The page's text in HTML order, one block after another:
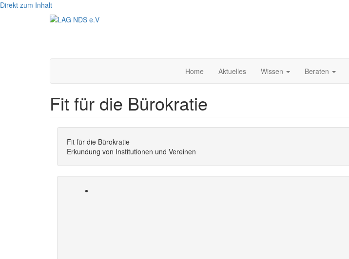
Direkt zum Inhalt
Home Aktuelles Wissen Beraten
Fit für die Bürokratie
Fit für die Bürokratie
Erkundung von Institutionen und Vereinen